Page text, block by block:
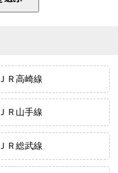
ＪＲ高崎線
ＪＲ山手線
ＪＲ総武線